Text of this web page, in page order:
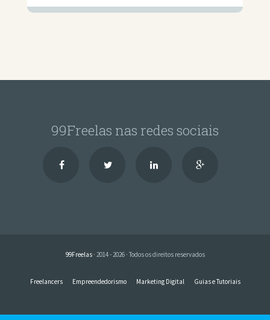
99Freelas nas redes sociais
99Freelas· 2014 - 2026 · Todos os direitos reservados
Freelancers Empreendedorismo Marketing Digital Guias e Tutoriais